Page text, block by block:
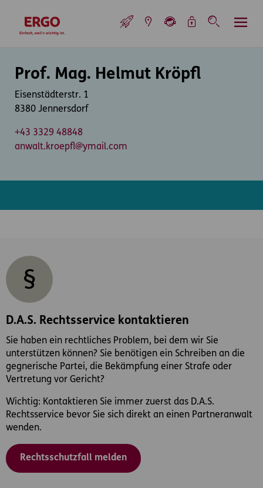
zur Startseite
Prof. Mag. Helmut Kröpfl
Eisenstädterstr. 1
8380 Jennersdorf
+43 3329 48848
anwalt.kroepfl@ymail.com
D.A.S. Rechtsservice kontaktieren
Sie haben ein rechtliches Problem, bei dem wir Sie
unterstützen können? Sie benötigen ein Schreiben an die
gegnerische Partei, die Bekämpfung einer Strafe oder
Vertretung vor Gericht?
Wichtig: Kontaktieren Sie immer zuerst das D.A.S.
Rechtsservice bevor Sie sich direkt an einen Partneranwalt
wenden.
Rechtsschutzfall melden